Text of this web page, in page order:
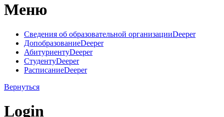
Меню
Сведения об образовательной организацииDeeper
ДопобразованиеDeeper
АбитуриентуDeeper
СтудентуDeeper
РасписаниеDeeper
Вернуться
Login